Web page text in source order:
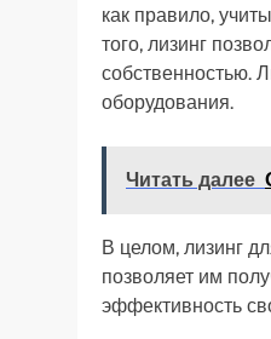
как правило,
того, лизинг
собственностью.
оборудования.
Читать далее
В целом, лизинг
позволяет им
эффективность